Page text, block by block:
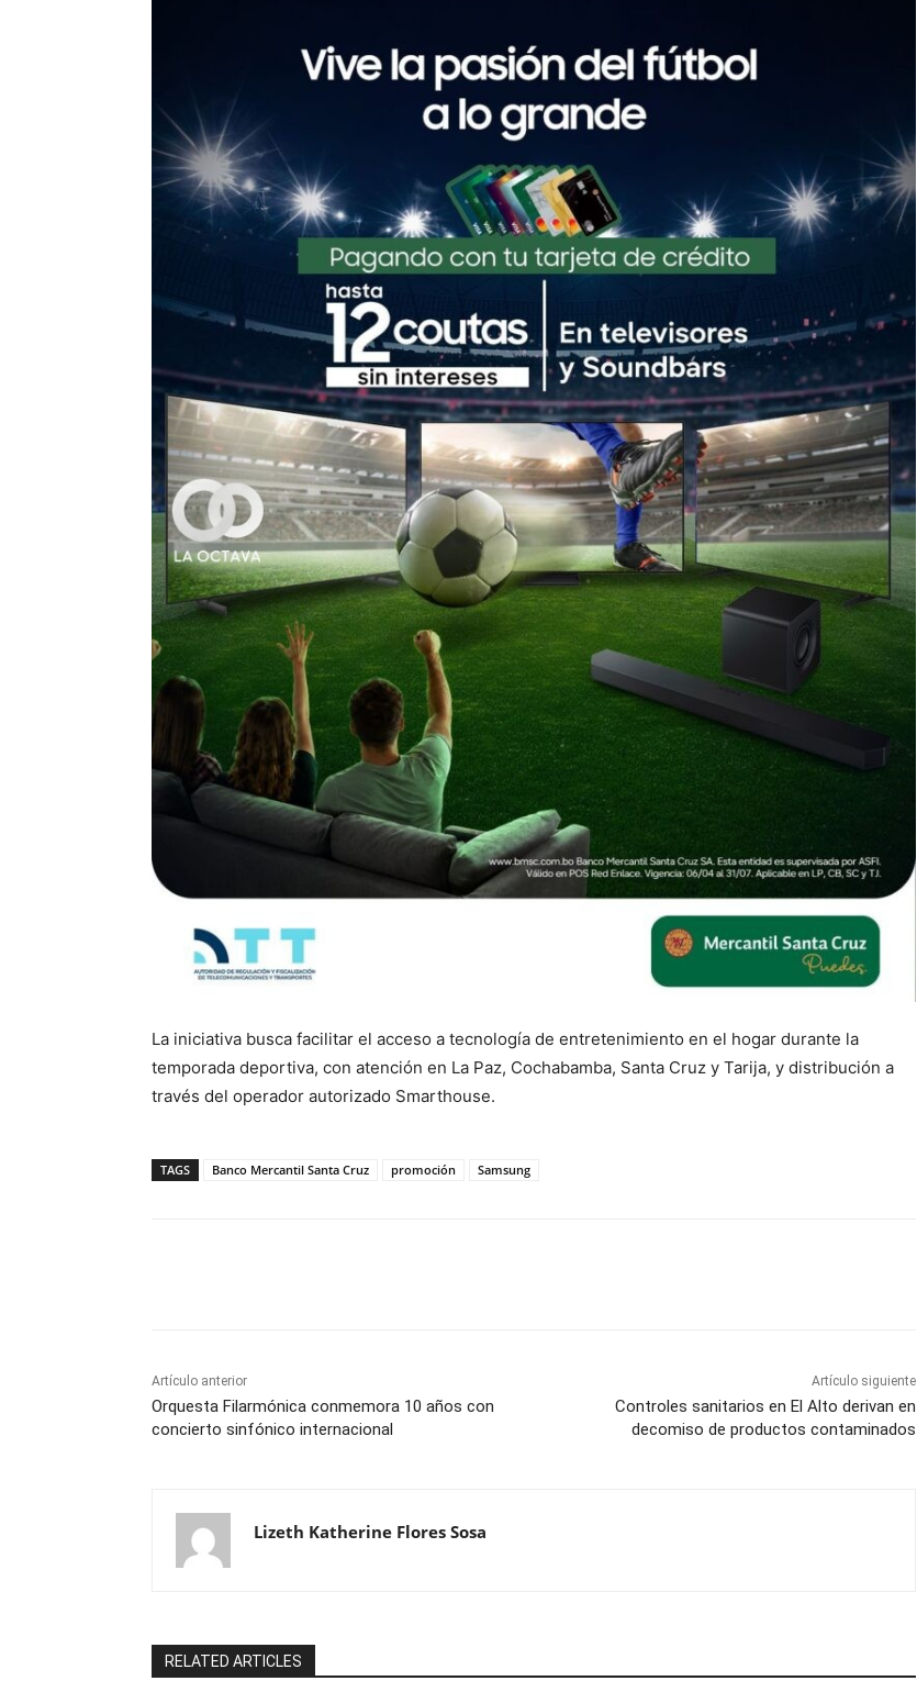
La iniciativa busca facilitar el acceso a tecnología de entretenimiento en el hogar durante la
temporada deportiva, con atención en La Paz, Cochabamba, Santa Cruz y Tarija, y distribución a
través del operador autorizado Smarthouse.
TAGS Banco Mercantil Santa Cruz promoción Samsung
Artículo anterior
Orquesta Filarmónica conmemora 10 años con
concierto sinfónico internacional
Artículo siguiente
Controles sanitarios en El Alto derivan en
decomiso de productos contaminados
Lizeth Katherine Flores Sosa
RELATED ARTICLES